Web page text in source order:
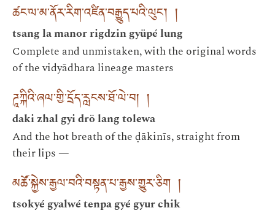
ཚང་ལ་མ་ནོར་རིག་འཛིན་བརྒྱུད་པའི་ལུང༌། །
tsang la manor rigdzin gyüpé lung
Complete and unmistaken, with the original words
of the vidyādhara lineage masters
ཌཱཀྐིའི་ཞལ་གྱི་དྲོད་རླངས་ཐོ་ལེ་བ། །
daki zhal gyi drö lang tolewa
And the hot breath of the ḍākinīs, straight from
their lips —
མཚོ་སྐྱེས་རྒྱལ་བའི་བསྟན་པ་རྒྱས་གྱུར་ཅིག །
tsokyé gyalwé tenpa gyé gyur chik